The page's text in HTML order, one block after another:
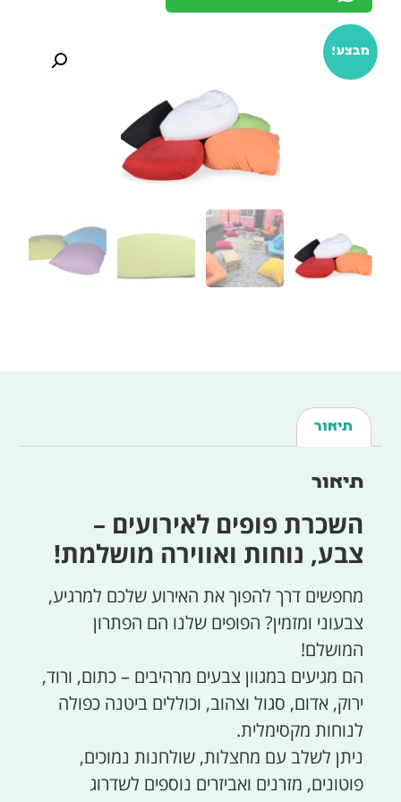
מבצע!
תיאור
תיאור
השכרת פופים לאירועים –
צבע, נוחות ואווירה מושלמת!
מחפשים דרך להפוך את האירוע שלכם למרגיע,
צבעוני ומזמין? הפופים שלנו הם הפתרון
המושלם!
הם מגיעים במגוון צבעים מרהיבים – כתום, ורוד,
ירוק, אדום, סגול וצהוב, וכוללים ביטנה כפולה
לנוחות מקסימלית.
ניתן לשלב עם מחצלות, שולחנות נמוכים,
פוטונים, מזרנים ואביזרים נוספים לשדרוג